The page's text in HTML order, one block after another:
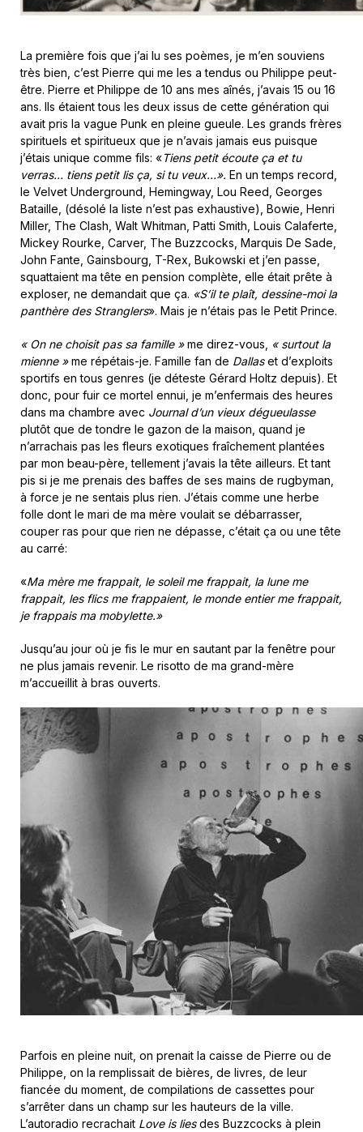
La première fois que j’ai lu ses poèmes, je m’en souviens
très bien, c’est Pierre qui me les a tendus ou Philippe peut-
être. Pierre et Philippe de 10 ans mes aînés, j’avais 15 ou 16
ans. Ils étaient tous les deux issus de cette génération qui
avait pris la vague Punk en pleine gueule. Les grands frères
spirituels et spiritueux que je n’avais jamais eus puisque
j’étais unique comme fils: «Tiens petit écoute ça et tu
verras… tiens petit lis ça, si tu veux…». En un temps record,
le Velvet Underground, Hemingway, Lou Reed, Georges
Bataille, (désolé la liste n’est pas exhaustive), Bowie, Henri
Miller, The Clash, Walt Whitman, Patti Smith, Louis Calaferte,
Mickey Rourke, Carver, The Buzzcocks, Marquis De Sade,
John Fante, Gainsbourg, T-Rex, Bukowski et j’en passe,
squattaient ma tête en pension complète, elle était prête à
exploser, ne demandait que ça. «S’il te plaît, dessine-moi la
panthère des Stranglers». Mais je n’étais pas le Petit Prince.
« On ne choisit pas sa famille »me direz-vous,
« surtout la
mienne »me répétais-je. Famille fan de Dallaset d’exploits
sportifs en tous genres (je déteste Gérard Holtz depuis). Et
donc, pour fuir ce mortel ennui, je m’enfermais des heures
dans ma chambre avec Journal d’un vieux dégueulasse
plutôt que de tondre le gazon de la maison, quand je
n’arrachais pas les fleurs exotiques fraîchement plantées
par mon beau-père, tellement j’avais la tête ailleurs. Et tant
pis si je me prenais des baffes de ses mains de rugbyman,
à force je ne sentais plus rien. J’étais comme une herbe
folle dont le mari de ma mère voulait se débarrasser,
couper ras pour que rien ne dépasse, c’était ça ou une tête
au carré:
«Ma mère me frappait, le soleil me frappait, la lune me
frappait, les flics me frappaient, le monde entier me frappait,
je frappais ma mobylette.»
Jusqu’au jour où je fis le mur en sautant par la fenêtre pour
ne plus jamais revenir. Le risotto de ma grand-mère
m’accueillit à bras ouverts.
Parfois en pleine nuit, on prenait la caisse de Pierre ou de
Philippe, on la remplissait de bières, de livres, de leur
fiancée du moment, de compilations de cassettes pour
s’arrêter dans un champ sur les hauteurs de la ville.
L’autoradio recrachait Love is liesdes Buzzcocks à plein